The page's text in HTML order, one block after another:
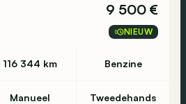
9 500 €
NIEUW
116 344 km Benzine
Manueel Tweedehands